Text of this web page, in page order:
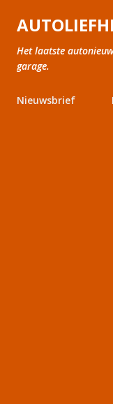
Het laatste
garage.
Nieuwsbrief